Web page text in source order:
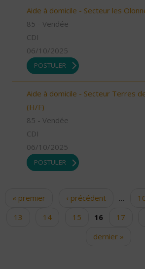
Aide à domicile - Secteur les
85 - Vendée
CDI
06/10/2025
POSTULER
Aide à domicile - Secteur Terres
(H/F)
85 - Vendée
CDI
06/10/2025
POSTULER
Pages
« premier ‹ précédent …
13
14 15 16 17
dernier »